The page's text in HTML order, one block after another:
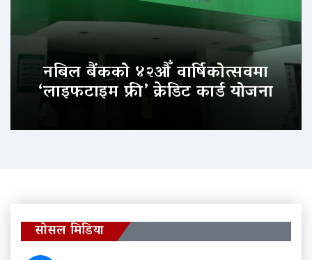
नबिल बैंकको ४२औँ वार्षिकोत्सवमा
‘लाइफटाइम फ्री’ क्रेडिट कार्ड योजना
सोसल मिडिया